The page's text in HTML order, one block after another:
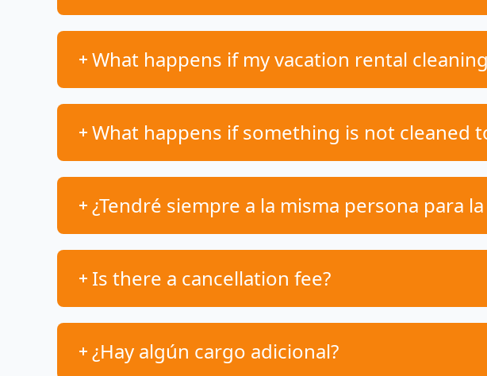
What happens if my vacation rental
What happens if something is not cleaned
¿Tendré siempre a la misma persona para
Is there a cancellation fee?
¿Hay algún cargo adicional?